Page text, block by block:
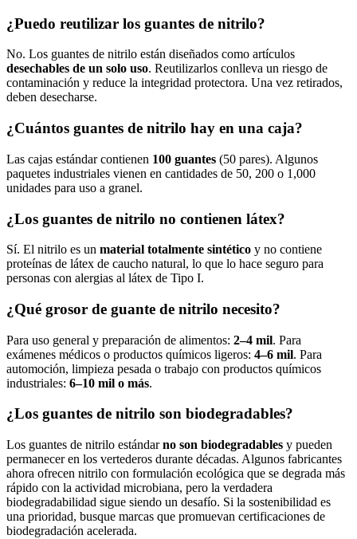
¿Puedo reutilizar los guantes de nitrilo?
No. Los guantes de nitrilo están diseñados como artículos
desechables de un solo uso. Reutilizarlos conlleva un riesgo de
contaminación y reduce la integridad protectora. Una vez retirados,
deben desecharse.
¿Cuántos guantes de nitrilo hay en una caja?
Las cajas estándar contienen 100 guantes (50 pares). Algunos
paquetes industriales vienen en cantidades de 50, 200 o 1,000
unidades para uso a granel.
¿Los guantes de nitrilo no contienen látex?
Sí. El nitrilo es un material totalmente sintético y no contiene
proteínas de látex de caucho natural, lo que lo hace seguro para
personas con alergias al látex de Tipo I.
¿Qué grosor de guante de nitrilo necesito?
Para uso general y preparación de alimentos: 2–4 mil. Para
exámenes médicos o productos químicos ligeros: 4–6 mil. Para
automoción, limpieza pesada o trabajo con productos químicos
industriales: 6–10 mil o más.
¿Los guantes de nitrilo son biodegradables?
Los guantes de nitrilo estándarno son biodegradables y pueden
permanecer en los vertederos durante décadas. Algunos fabricantes
ahora ofrecen nitrilo con formulación ecológica que se degrada más
rápido con la actividad microbiana, pero la verdadera
biodegradabilidad sigue siendo un desafío. Si la sostenibilidad es
una prioridad, busque marcas que promuevan certificaciones de
biodegradación acelerada.